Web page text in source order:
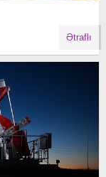
Ətraflı